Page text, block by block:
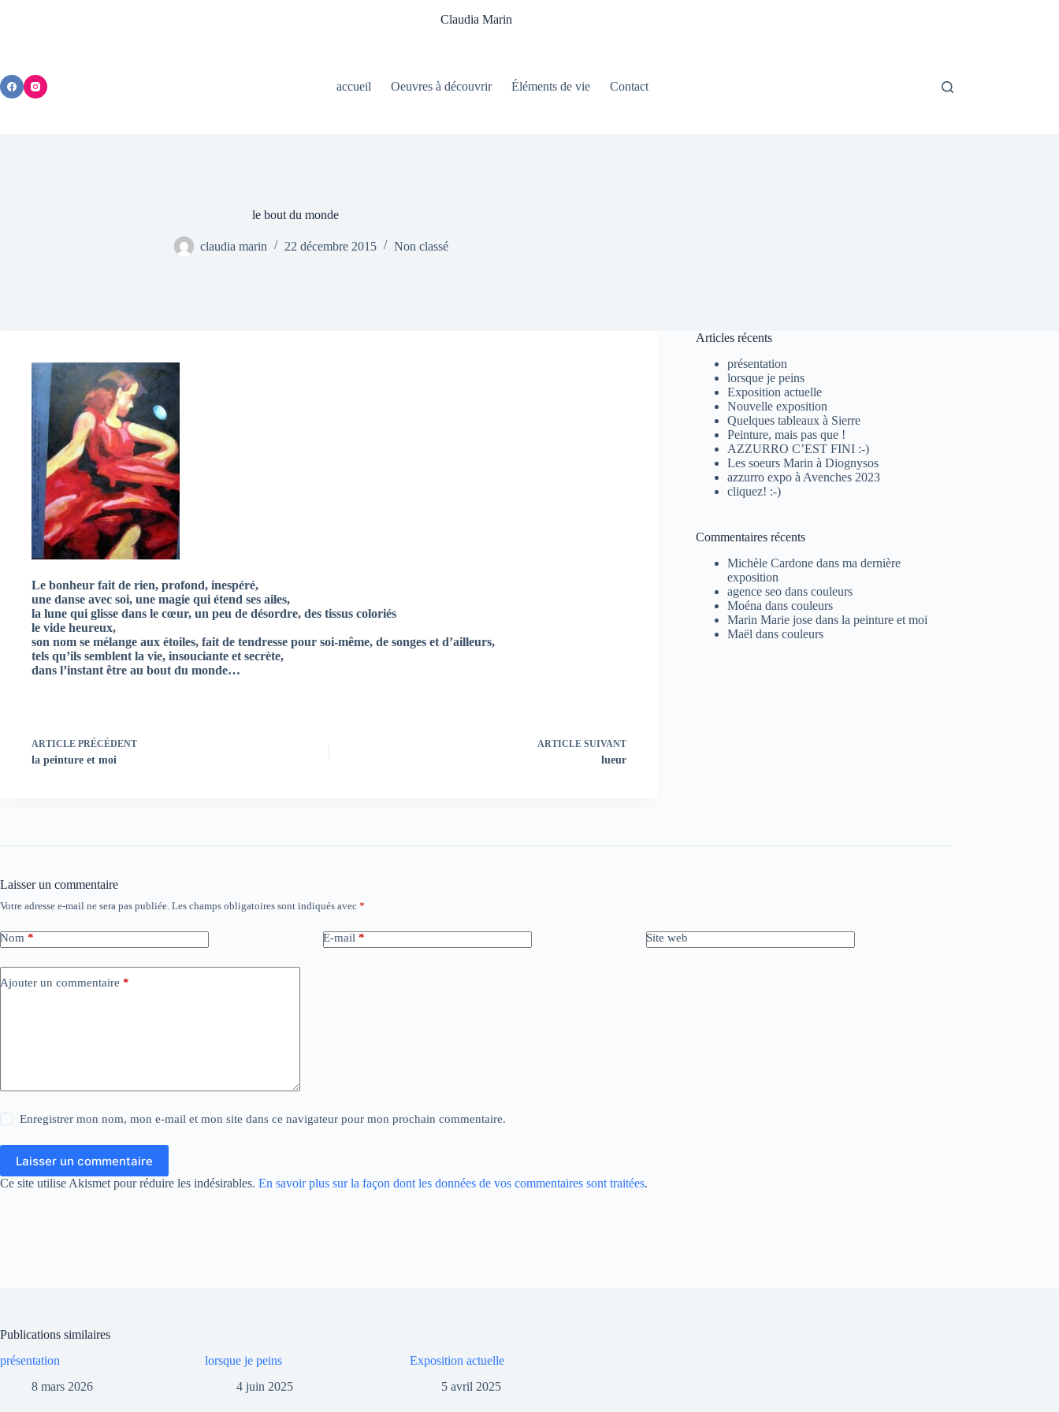
Claudia Marin
accueil Oeuvres à découvrir Éléments de vie Contact
le bout du monde
claudia marin 22 décembre 2015 Non classé
Le bonheur fait de rien, profond, inespéré,
une danse avec soi, une magie qui étend ses ailes,
la lune qui glisse dans le cœur, un peu de désordre, des tissus coloriés
le vide heureux,
son nom se mélange aux étoiles, fait de tendresse pour soi-même, de songes et d’ailleurs,
tels qu’ils semblent la vie, insouciante et secrète,
dans l’instant être au bout du monde…
ARTICLE PRÉCÉDENT
la peinture et moi
ARTICLESUIVANT
lueur
Articles récents
présentation
lorsque je peins
Exposition actuelle
Nouvelle exposition
Quelques tableaux à Sierre
Peinture, mais pas que !
AZZURRO C’EST FINI :-)
Les soeurs Marin à Diognysos
azzurro expo à Avenches 2023
cliquez! :-)
Commentaires récents
Michèle Cardone dansma dernière
exposition
agence seo danscouleurs
Moéna danscouleurs
Marin Marie jose dansla peinture et moi
Maël danscouleurs
Laisser un commentaire
Votre adresse e-mail ne sera pas publiée. Les champs obligatoires sont indiqués avec *
Nom * E-mail * Site web
Ajouter un commentaire *
Enregistrer mon nom, mon e-mail et mon site dans ce navigateur pour mon prochain commentaire.
Laisser un commentaire
Ce site utilise Akismet pour réduire les indésirables. En savoir plus sur la façon dont les données de vos commentaires sont traitées.
Publications similaires
présentation
8 mars 2026
lorsque je peins
4 juin 2025
Exposition actuelle
5 avril 2025